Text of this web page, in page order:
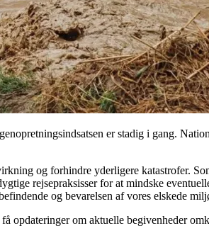
er stadig i gang.
og forhindre yderligere katastrofer.
rejsepraksisser for at mindske
og bevarelsen af vores elskede
få opdateringer om aktuelle begivenheder